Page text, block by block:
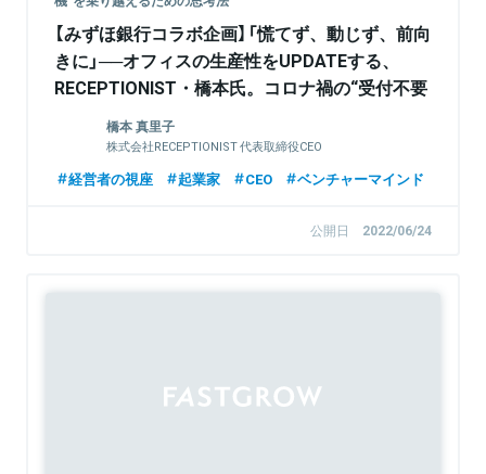
【みずほ銀行コラボ企画】「慌てず、動じず、前向
きに」──オフィスの生産性をUPDATEする、
RECEPTIONIST・橋本氏。コロナ禍の“受付不要
論”を覆す経営の大局観とは
橋本 真里子
株式会社RECEPTIONIST 代表取締役CEO
経営者の視座 起業家 CEO ベンチャーマインド
公開日 2022/06/24